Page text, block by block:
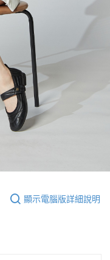
顯示電腦版詳細說明